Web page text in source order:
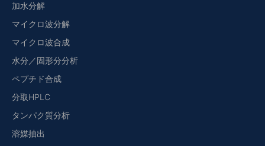
加水分解
マイクロ波分解
マイクロ波合成
水分／固形分分析
ペプチド合成
分取HPLC
タンパク質分析
溶媒抽出